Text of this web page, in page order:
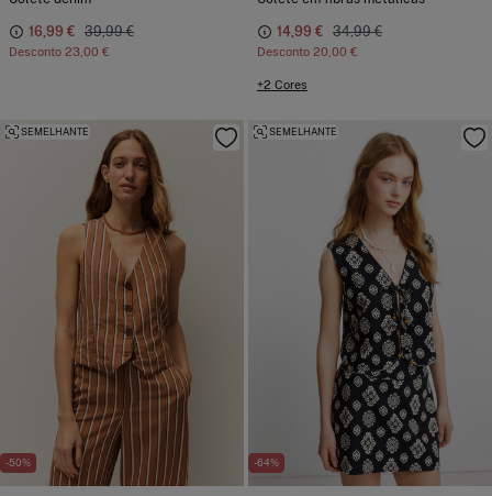
16,99 € 39,99 €
Desconto 23,00 €
14,99 € 34,99 €
Desconto 20,00 €
+2 Cores
-50%
SEMELHANTE
-64%
SEMELHANTE